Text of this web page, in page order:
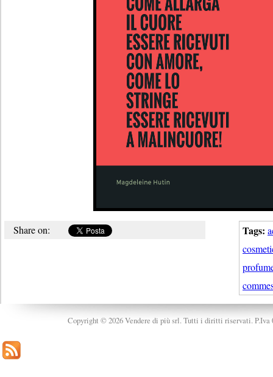
Tags:
Share on:
Copyright © 2026 Vendere di più srl. Tutti i diritti riservati. P.Iva